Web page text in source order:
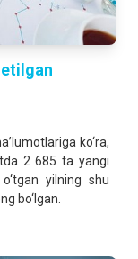
ko‘ra,
2 685 ta yangi
yilning shu
bo‘lgan.